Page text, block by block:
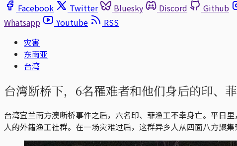
Facebook
Twitter Bluesky Discord Github
Whatsapp
Youtube
RSS
灾害
东南亚
台湾
台湾断桥下，6名罹难者和他们身后的印、
台湾宜兰南方澳断桥事件之后，六名印、菲渔工不幸身亡。平日
人的外籍渔工社群。在一场灾难过后，这群异乡人从四面八方聚